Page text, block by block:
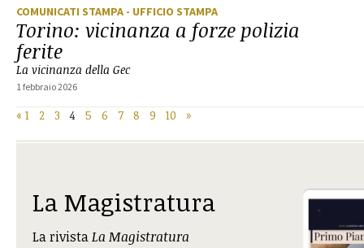
COMUNICATI STAMPA - UFFICIO STAMPA
Torino: vicinanza a forze polizia
ferite
La vicinanza della Gec
1 febbraio 2026
« 1 2 3 4 5 6 7 8 9 10 »
La Magistratura
La rivistaLa Magistratura